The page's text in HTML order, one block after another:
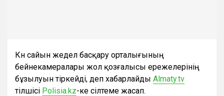
Күн сайын жедел басқару орталығының
бейнекамералары жол қозғалысы ережелерінің
бұзылуын тіркейді, деп хабарлайды Almaty.tv
тілшісі Polisia.kz-ке сілтеме жасап.